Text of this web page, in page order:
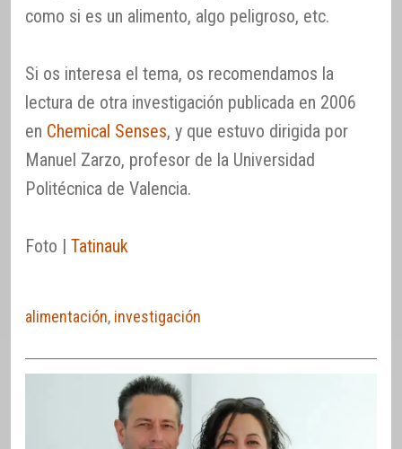
como si es un alimento, algo peligroso, etc.
Si os interesa el tema, os recomendamos la
lectura de otra investigación publicada en 2006
en Chemical Senses, y que estuvo dirigida por
Manuel Zarzo, profesor de la Universidad
Politécnica de Valencia.
Foto | Tatinauk
alimentación, investigación